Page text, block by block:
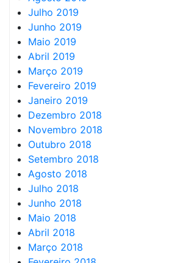
Julho 2019
Junho 2019
Maio 2019
Abril 2019
Março 2019
Fevereiro 2019
Janeiro 2019
Dezembro 2018
Novembro 2018
Outubro 2018
Setembro 2018
Agosto 2018
Julho 2018
Junho 2018
Maio 2018
Abril 2018
Março 2018